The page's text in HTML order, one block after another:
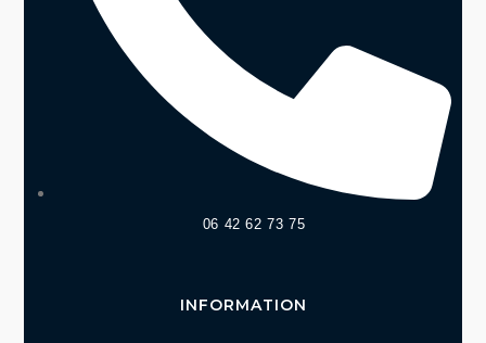
06 42 62 73 75
INFORMATION